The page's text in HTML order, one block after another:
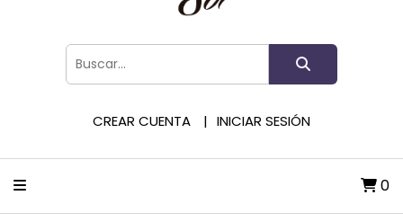
CREAR CUENTA INICIAR SESIÓN
0